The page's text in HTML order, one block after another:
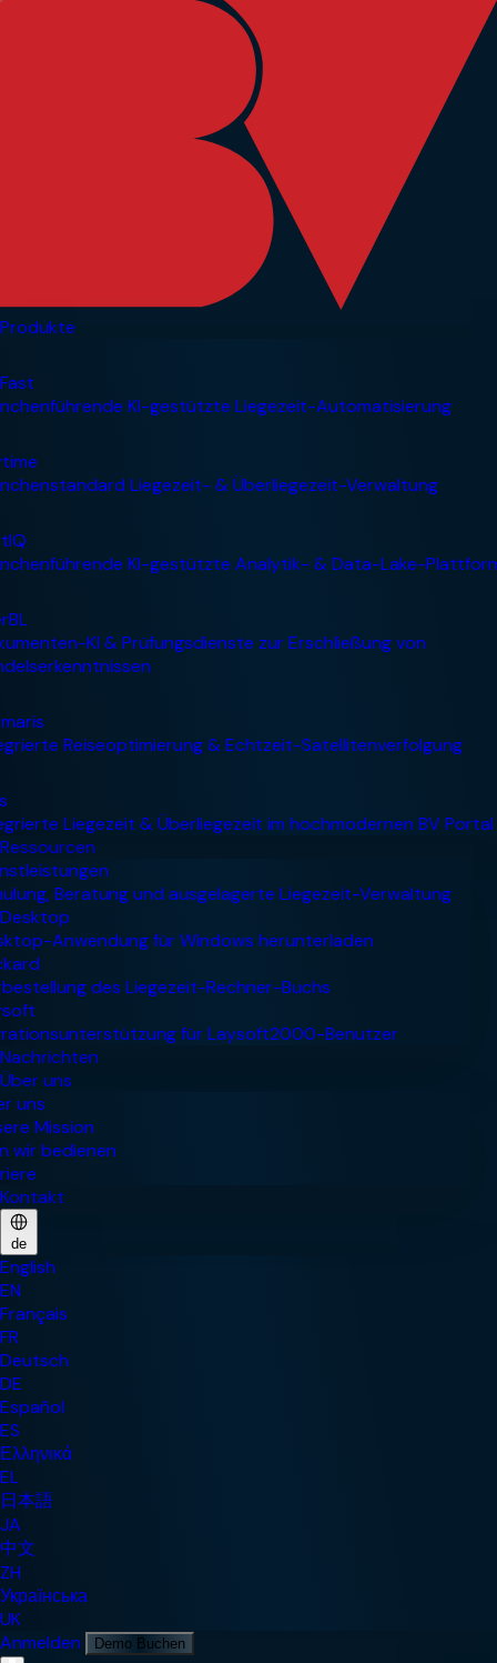
Produkte
Ressourcen
Nachrichten
Über uns
Kontakt
de
English
EN
Français
FR
Deutsch
DE
Español
ES
Ελληνικά
EL
日本語
JA
中文
ZH
Українська
UK
Anmelden
Demo Buchen